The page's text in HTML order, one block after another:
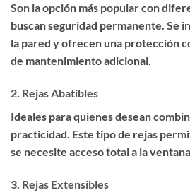
Son la opción más popular con
buscan seguridad permanente. Se
la pared y ofrecen una protección
de mantenimiento adicional.
2. Rejas Abatibles
Ideales para quienes desean
practicidad. Este tipo de rejas
se necesite acceso total a la
3. Rejas Extensibles